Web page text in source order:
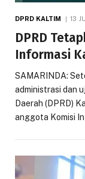
DPRD KALTIM 13
DPRD
Informasi
SAMARINDA:
administrasi dan
Daerah (DPRD)
anggota Komisi